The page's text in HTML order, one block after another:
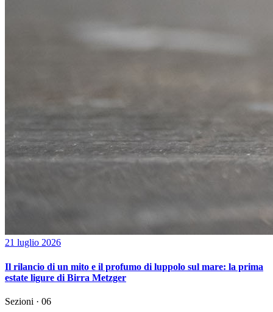
21 luglio 2026
Il rilancio di un mito e il profumo di luppolo sul mare: la prima
estate ligure di Birra Metzger
Sezioni · 06